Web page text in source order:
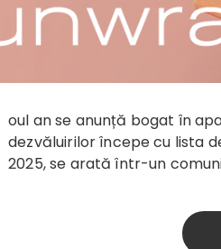
oul an se anunță bogat în
dezvăluirilor începe cu lista
2025, se arată într-un